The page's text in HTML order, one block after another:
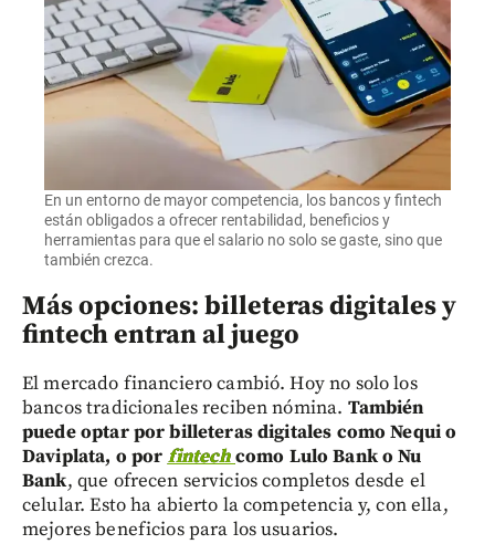
En un entorno de mayor competencia, los bancos y fintech
están obligados a ofrecer rentabilidad, beneficios y
herramientas para que el salario no solo se gaste, sino que
también crezca.
Más opciones: billeteras digitales y
fintech entran al juego
El mercado financiero cambió. Hoy no solo los
bancos tradicionales reciben nómina. También
puede optar por billeteras digitales como Nequi o
Daviplata, o porfintechcomo Lulo Bank o Nu
Bank, que ofrecen servicios completos desde el
celular. Esto ha abierto la competencia y, con ella,
mejores beneficios para los usuarios.